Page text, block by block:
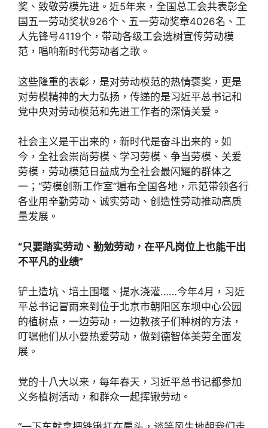
奖、致敬劳模先进。近5年来，全国总工会共表彰全
国五一劳动奖状926个、五一劳动奖章4026名、工
人先锋号4119个，带动各级工会选树宣传劳动模
范，唱响新时代劳动者之歌。
这些隆重的表彰，是对劳动模范的热情褒奖，更是
对劳模精神的大力弘扬，传递的是习近平总书记和
党中央对劳动模范和先进工作者的深情关爱。
社会主义是干出来的，新时代是奋斗出来的。如
今，全社会崇尚劳模、学习劳模、争当劳模、关爱
劳模，劳动模范日益成为全社会最闪耀的群体之
一；“劳模创新工作室”遍布全国各地，示范带领各行
各业用辛勤劳动、诚实劳动、创造性劳动推动高质
量发展。
“只要踏实劳动、勤勉劳动，在平凡岗位上也能干出
不平凡的业绩”
铲土造坑、培土围堰、提水浇灌……今年4月，习近
平总书记冒雨来到位于北京市朝阳区东坝中心公园
的植树点，一边劳动，一边教孩子们种树的方法，
叮嘱他们从小要热爱劳动，做到德智体美劳全面发
展。
党的十八大以来，每年春天，习近平总书记都参加
义务植树活动，和群众一起挥锹劳动。